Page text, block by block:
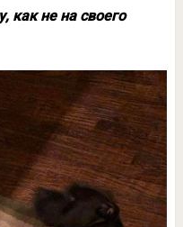
как не на своего